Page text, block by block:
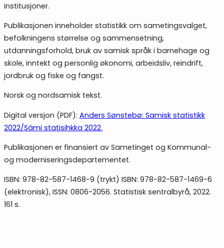
institusjoner.
Publikasjonen inneholder statistikk om sametingsvalget,
befolkningens størrelse og sammensetning,
utdanningsforhold, bruk av samisk språk i barnehage og
skole, inntekt og personlig økonomi, arbeidsliv, reindrift,
jordbruk og fiske og fangst.
Norsk og nordsamisk tekst.
Digital versjon (PDF): Anders Sønstebø: Samisk statistikk
2022/Sámi statisihkka 2022.
Publikasjonen er finansiert av Sametinget og Kommunal-
og moderniserings­departementet.
ISBN: 978-82-587-1468-9 (trykt) ISBN: 978-82-587-1469-6
(elektronisk), ISSN: 0806-2056. Statistisk sentralbyrå, 2022.
161 s.